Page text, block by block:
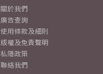
關於我們
廣告查詢
使用條款及細則
版權及免責聲明
私隱政策
聯絡我們